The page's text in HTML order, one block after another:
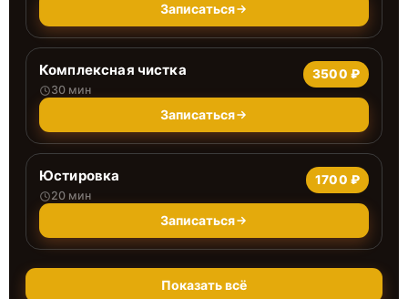
Записаться
Комплексная чистка
30 мин
3500 ₽
Записаться
Юстировка
20 мин
1700 ₽
Записаться
Показать всё